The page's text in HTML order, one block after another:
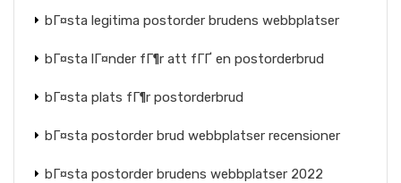
bГ¤sta legitima postorder brudens webbplatser
bГ¤sta lГ¤nder fГ¶r att fГҐ en postorderbrud
bГ¤sta plats fГ¶r postorderbrud
bГ¤sta postorder brud webbplatser recensioner
bГ¤sta postorder brudens webbplatser 2022